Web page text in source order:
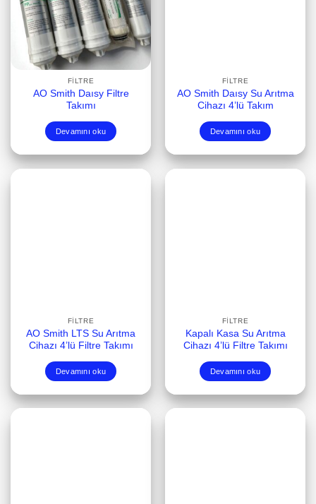
FILTRE
AO Smith Daısy Filtre
Takımı
Devamını oku
FILTRE
AO Smith Daısy Su Arıtma
Cihazı 4’lü Takım
Devamını oku
FILTRE
AO Smith LTS Su Arıtma
Cihazı 4’lü Filtre Takımı
Devamını oku
FILTRE
Kapalı Kasa Su Arıtma
Cihazı 4’lü Filtre Takımı
Devamını oku